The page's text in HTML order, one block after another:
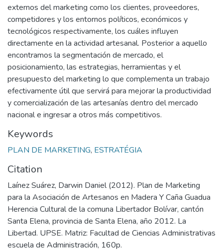
externos del marketing como los clientes, proveedores,
competidores y los entornos políticos, económicos y
tecnológicos respectivamente, los cuáles influyen
directamente en la actividad artesanal. Posterior a aquello
encontramos la segmentación de mercado, el
posicionamiento, las estrategias, herramientas y el
presupuesto del marketing lo que complementa un trabajo
efectivamente útil que servirá para mejorar la productividad
y comercialización de las artesanías dentro del mercado
nacional e ingresar a otros más competitivos.
Keywords
PLAN DE MARKETING, ESTRATÉGIA
Citation
Laínez Suárez, Darwin Daniel (2012). Plan de Marketing
para la Asociación de Artesanos en Madera Y Caña Guadua
Herencia Cultural de la comuna Libertador Bolívar, cantón
Santa Elena, provincia de Santa Elena, año 2012. La
Libertad. UPSE. Matriz: Facultad de Ciencias Administrativas
escuela de Administración, 160p.